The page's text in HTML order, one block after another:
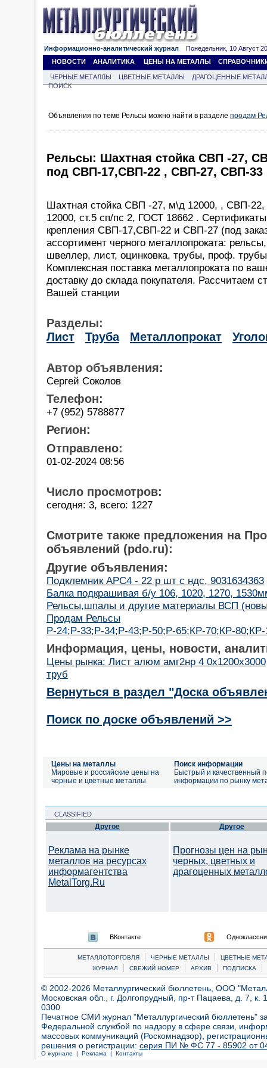
Информационно-аналитический журнал Понедельник, 10 Август
НОВОСТИ
АНАЛИТИКА ЦЕНЫ НА МЕТАЛЛЫ
ЧЕРНЫЕ МЕТАЛЛЫ ЦВЕТНЫЕ МЕТАЛЛЫ
ДРАГОЦЕННЫЕ
ПОИСК
Объявления по теме Рельсы можно найти в разделе продам
Рельсы: Шахтная стойка СВП -27,
под СВП-17,СВП-22 , СВП-27, СВП-33
Шахтная стойка СВП -27, м\д 12000, , СВП-
12000, ст.5 сп/пс 2, ГОСТ 18662 .
крепления СВП-17,СВП-22 и СВП-27 (под
ассортимент черного металлопроката:
швеллер, лист, оцинковка, трубы, проф.
Комплексная поставка металлопроката по
доставку до склада покупателя. Рассчитаем
Вашей станции
Разделы:
Лист
Труба Металлопрокат
Автор объявления:
Сергей Соколов
Телефон:
+7 (952) 5788877
Регион:
Отправлено:
01-02-2024 08:56
Число просмотров:
сегодня: 3, всего: 1227
Смотрите также предложения на
объявлений (pdo.ru):
Другие объявления:
Подклемник АРС4 - 22 р шт с ндс, 9031634363
Балка подкрашивая б/у 106, 1020, 1270,
Рельсы,шпалы и другие материалы ВСП
Продам Рельсы
Р-24;Р-33;Р-34;Р-43;Р-50;Р-65;КР-70;КР-80;КР-
Информация, цены, новости,
Цены рынка: Лист алюм амг2нр 4 0х1200х3000
труб
Вернуться в раздел "Доска
Поиск по доске объявлений >>
Цены на металлы
Мировые и российские цены на
черные и цветные металлы
Поиск информации
Быстрый и качественный
информации по рынку
CLASSIFIED
Другое
Реклама на рынке
металлов на ресурсах
информагентства
MetalTorg.Ru
Другое
Прогнозы цен на
черных, цветных и
драгоценных
ВКонтакте
МЕТАЛЛОТОРГОВЛЯ | ЧЕРНЫЕ МЕТАЛЛЫ |
ЦВЕТНЫЕ
ЖУРНАЛ
| СВЕЖИЙ НОМЕР | АРХИВ | ПОДПИСКА |
© 2002-2026 Металлургический бюллетень, ООО
Московская обл., г. Долгопрудный, пр-т Пацаева, д. 7,
0300
Печатное СМИ журнал "Металлургический бюллетень"
Федеральной службой по надзору в сфере связи,
массовых коммуникаций (Роскомнадзор),
решения о регистрации: серия ПИ № ФС 77 - 85902 от 04
О журнале | Реклама | Контакты